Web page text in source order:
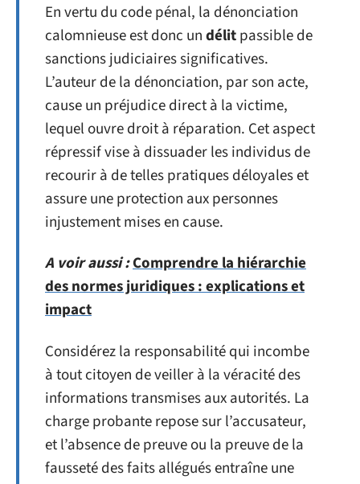
En vertu du code pénal, la dénonciation
calomnieuse est donc undélitpassible de
sanctions judiciaires significatives.
L’auteur de la dénonciation, par son acte,
cause un préjudice direct à la victime,
lequel ouvre droit à réparation. Cet aspect
répressif vise à dissuader les individus de
recourir à de telles pratiques déloyales et
assure une protection aux personnes
injustement mises en cause.
A voir aussi :Comprendre la hiérarchie
des normes juridiques : explications et
impact
Considérez la responsabilité qui incombe
à tout citoyen de veiller à la véracité des
informations transmises aux autorités. La
charge probante repose sur l’accusateur,
et l’absence de preuve ou la preuve de la
fausseté des faits allégués entraîne une